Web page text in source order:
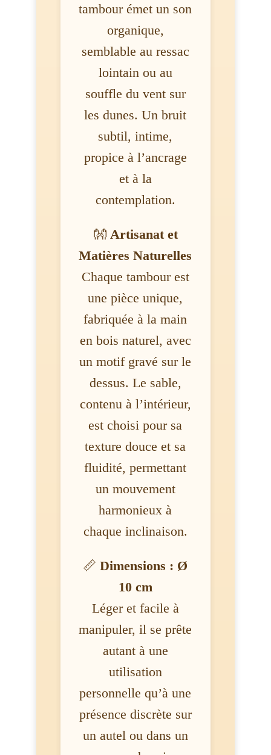
tambour émet un son
organique,
semblable au ressac
lointain ou au
souffle du vent sur
les dunes. Un bruit
subtil, intime,
propice à l’ancrage
et à la
contemplation.
👐 Artisanat et
Matières Naturelles
Chaque tambour est
une pièce unique,
fabriquée à la main
en bois naturel, avec
un motif gravé sur le
dessus. Le sable,
contenu à l’intérieur,
est choisi pour sa
texture douce et sa
fluidité, permettant
un mouvement
harmonieux à
chaque inclinaison.
📏Dimensions : Ø
10 cm
Léger et facile à
manipuler, il se prête
autant à une
utilisation
personnelle qu’à une
présence discrète sur
un autel ou dans un